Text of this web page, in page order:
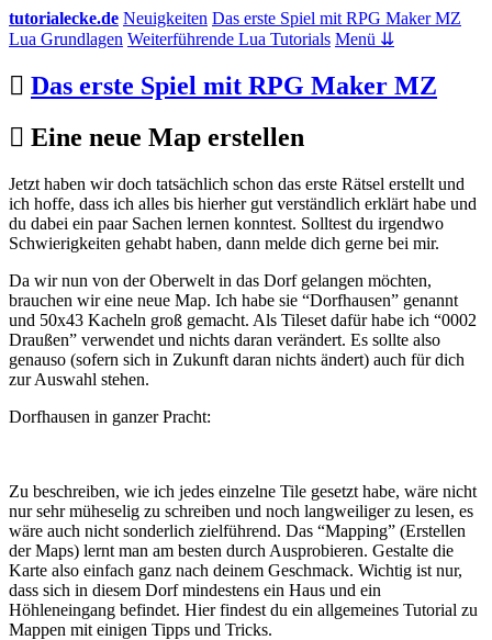
tutorialecke.de Neuigkeiten Das erste Spiel mit RPG Maker MZ
Lua Grundlagen Weiterführende Lua Tutorials Menü ⇊
Das erste Spiel mit RPG Maker MZ
Eine neue Map erstellen
Jetzt haben wir doch tatsächlich schon das erste Rätsel erstellt und
ich hoffe, dass ich alles bis hierher gut verständlich erklärt habe und
du dabei ein paar Sachen lernen konntest. Solltest du irgendwo
Schwierigkeiten gehabt haben, dann melde dich gerne bei mir.
Da wir nun von der Oberwelt in das Dorf gelangen möchten,
brauchen wir eine neue Map. Ich habe sie “Dorfhausen” genannt
und 50x43 Kacheln groß gemacht. Als Tileset dafür habe ich “0002
Draußen” verwendet und nichts daran verändert. Es sollte also
genauso (sofern sich in Zukunft daran nichts ändert) auch für dich
zur Auswahl stehen.
Dorfhausen in ganzer Pracht:
Zu beschreiben, wie ich jedes einzelne Tile gesetzt habe, wäre nicht
nur sehr müheselig zu schreiben und noch langweiliger zu lesen, es
wäre auch nicht sonderlich zielführend. Das “Mapping” (Erstellen
der Maps) lernt man am besten durch Ausprobieren. Gestalte die
Karte also einfach ganz nach deinem Geschmack. Wichtig ist nur,
dass sich in diesem Dorf mindestens ein Haus und ein
Höhleneingang befindet. Hier findest du ein allgemeines Tutorial zu
Mappen mit einigen Tipps und Tricks.